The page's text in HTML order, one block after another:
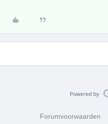
Forumvoorwaarden